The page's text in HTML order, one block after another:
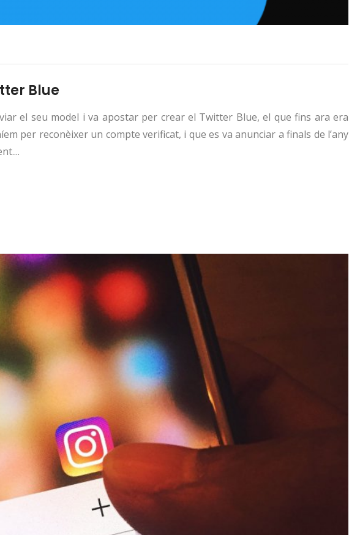
Blue
el seu model i va apostar per crear el Twitter Blue, el que fins ara era
per reconèixer un compte verificat, i que es va anunciar a finals de l’any